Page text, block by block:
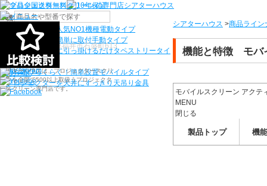
シアターハウス >商品ライン
機能と特徴 モバ
モバイルスクリーン アクテ
MENU
閉じる
製品トップ 機
機種から選ぶ
シアターハウス人気NO1機種電動タイプ
電源工事なしで簡単に取付手動タイプ
ネジ付きフックに引っ掛けるだけタペストリータイ
プ
持ち運びらくらく！簡単設置モバイルタイプ
プロジェクターを天井にすっきり 天吊り金具
〒910-0122 福井県福井市石盛町613
シアターハウスは、プロジェクタースクリ
ーンを全部で500以上取扱うプロジェクタ
ースクリーン専門店です。